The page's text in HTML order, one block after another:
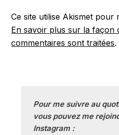
Ce site utilise Akismet pour
En savoir plus sur la façon
commentaires sont traitées.
Pour me suivre au
vous pouvez me
Instagram :